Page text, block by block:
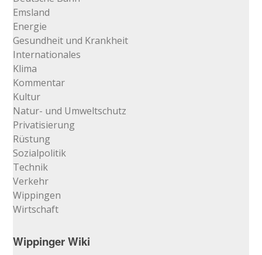
Emsland
Energie
Gesundheit und Krankheit
Internationales
Klima
Kommentar
Kultur
Natur- und Umweltschutz
Privatisierung
Rüstung
Sozialpolitik
Technik
Verkehr
Wippingen
Wirtschaft
Wippinger Wiki